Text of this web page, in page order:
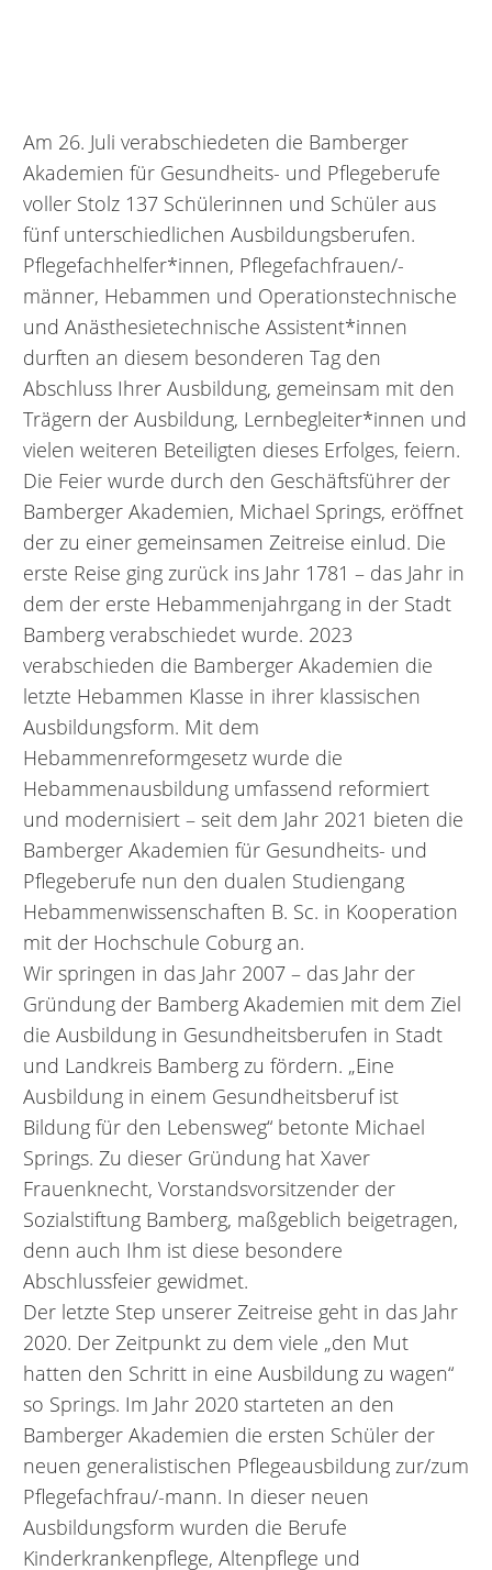
Am 26. Juli verabschiedeten die Bamberger
Akademien für Gesundheits- und Pflegeberufe
voller Stolz 137 Schülerinnen und Schüler aus
fünf unterschiedlichen Ausbildungsberufen.
Pflegefachhelfer*innen, Pflegefachfrauen/-
männer, Hebammen und Operationstechnische
und Anästhesietechnische Assistent*innen
durften an diesem besonderen Tag den
Abschluss Ihrer Ausbildung, gemeinsam mit den
Trägern der Ausbildung, Lernbegleiter*innen und
vielen weiteren Beteiligten dieses Erfolges, feiern.
Die Feier wurde durch den Geschäftsführer der
Bamberger Akademien, Michael Springs, eröffnet
der zu einer gemeinsamen Zeitreise einlud. Die
erste Reise ging zurück ins Jahr 1781 – das Jahr in
dem der erste Hebammenjahrgang in der Stadt
Bamberg verabschiedet wurde. 2023
verabschieden die Bamberger Akademien die
letzte Hebammen Klasse in ihrer klassischen
Ausbildungsform. Mit dem
Hebammenreformgesetz wurde die
Hebammenausbildung umfassend reformiert
und modernisiert – seit dem Jahr 2021 bieten die
Bamberger Akademien für Gesundheits- und
Pflegeberufe nun den dualen Studiengang
Hebammenwissenschaften B. Sc. in Kooperation
mit der Hochschule Coburg an.
Wir springen in das Jahr 2007 – das Jahr der
Gründung der Bamberg Akademien mit dem Ziel
die Ausbildung in Gesundheitsberufen in Stadt
und Landkreis Bamberg zu fördern. „Eine
Ausbildung in einem Gesundheitsberuf ist
Bildung für den Lebensweg“ betonte Michael
Springs. Zu dieser Gründung hat Xaver
Frauenknecht, Vorstandsvorsitzender der
Sozialstiftung Bamberg, maßgeblich beigetragen,
denn auch Ihm ist diese besondere
Abschlussfeier gewidmet.
Der letzte Step unserer Zeitreise geht in das Jahr
2020. Der Zeitpunkt zu dem viele „den Mut
hatten den Schritt in eine Ausbildung zu wagen“
so Springs. Im Jahr 2020 starteten an den
Bamberger Akademien die ersten Schüler der
neuen generalistischen Pflegeausbildung zur/zum
Pflegefachfrau/-mann. In dieser neuen
Ausbildungsform wurden die Berufe
Kinderkrankenpflege, Altenpflege und